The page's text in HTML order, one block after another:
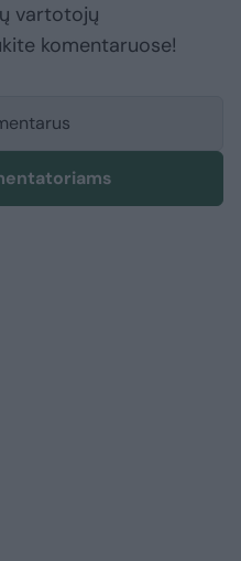
vartotojų
komentaruose!